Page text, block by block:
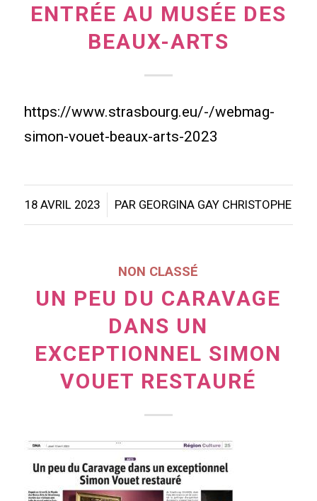
ENTRÉE AU MUSÉE DES
BEAUX-ARTS
https://www.strasbourg.eu/-/webmag-
simon-vouet-beaux-arts-2023
18 AVRIL 2023
/ PAR GEORGINA GAY CHRISTOPHE
NON CLASSÉ
UN PEU DU CARAVAGE
DANS UN
EXCEPTIONNEL SIMON
VOUET RESTAURÉ